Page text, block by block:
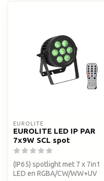
EUROLITE
EUROLITE LED IP PAR
7x9W SCL spot
(IP65) spotlight met 7 x 7in1
LED en RGBA/CW/WW+UV